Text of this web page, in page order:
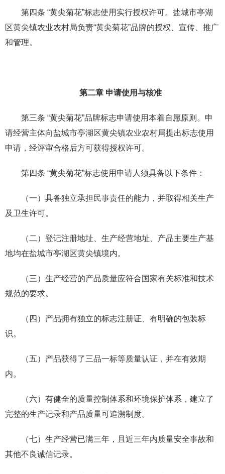
第四条 “黄尖菊花”标志使用实行授权许可。盐城市亭湖
区黄尖镇农业农村局负责“黄尖菊花”品牌的授权、宣传、推广
和管理。
第二章 申请使用与核准
第三条 “黄尖菊花”品牌标志申请使用本着自愿原则。申
请经营主体向盐城市亭湖区黄尖镇农业农村局提出标志使用
申请，经评审合格后方可获得授权许可。
第四条 “黄尖菊花”标志使用申请人须具备以下条件：
（一）具备独立承担民事责任的能力，并取得相关生产
及卫生许可。
（二）登记注册地址、生产经营地址、产品主要生产基
地均在盐城市亭湖区黄尖镇境内。
（三）生产经营的产品质量应符合国家有关标准和技术
规范的要求。
（四）产品拥有独立的标志注册证、有明确的包装标
识。
（五）产品获得了三品一标等质量认证，并在有效期
内。
（六）有健全的质量控制体系和环境保护体系，建立了
完整的生产记录和产品质量可追溯制度。
（七）生产经营已满三年，且近三年内质量安全事故和
其他不良诚信记录。